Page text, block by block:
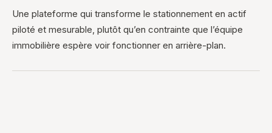
Une plateforme qui transforme le stationnement en actif
piloté et mesurable, plutôt qu’en contrainte que l’équipe
immobilière espère voir fonctionner en arrière-plan.